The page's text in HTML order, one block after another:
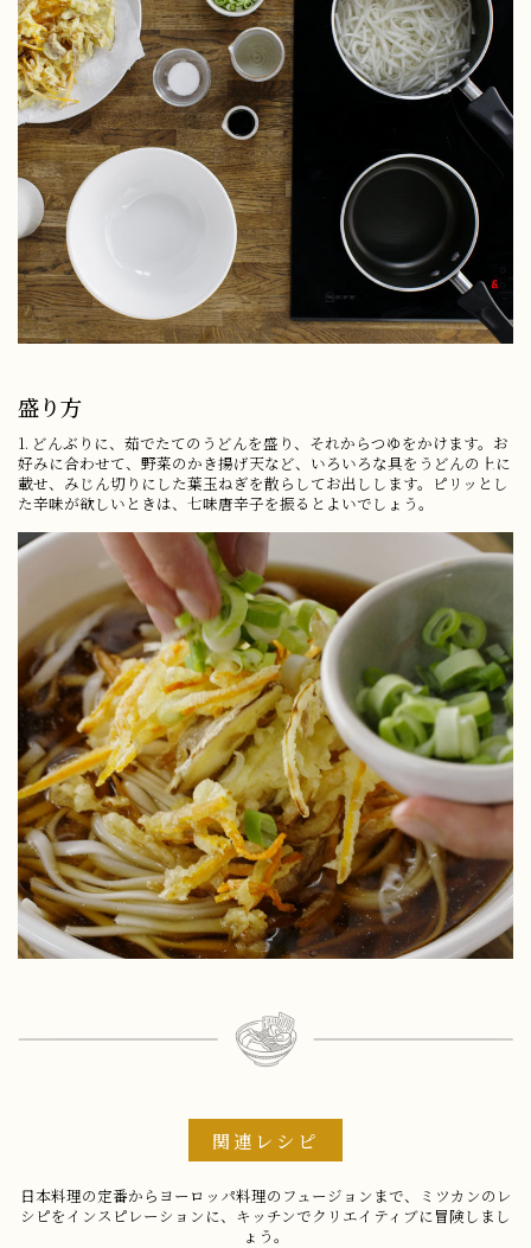
盛り方
1. どんぶりに、茹でたてのうどんを盛り、それからつゆをかけます。お
好みに合わせて、野菜のかき揚げ天など、いろいろな具をうどんの上に
載せ、みじん切りにした葉玉ねぎを散らしてお出しします。ピリッとし
た辛味が欲しいときは、七味唐辛子を振るとよいでしょう。
関連レシピ
日本料理の定番からヨーロッパ料理のフュージョンまで、ミツカンのレ
シピをインスピレーションに、キッチンでクリエイティブに冒険しまし
ょう。